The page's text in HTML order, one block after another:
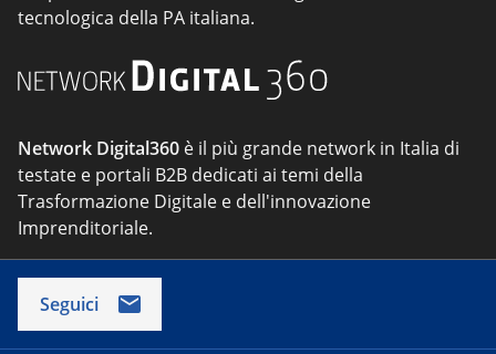
tecnologica della PA italiana.
Network Digital360 è il più grande network in Italia di
testate e portali B2B dedicati ai temi della
Trasformazione Digitale e dell'innovazione
Imprenditoriale.
Seguici